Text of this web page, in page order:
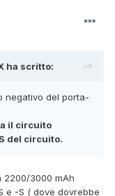
ha scritto:
negativo del porta-
il circuito
del circuito.
2200/3000 mAh
e -S ( dove dovrebbe